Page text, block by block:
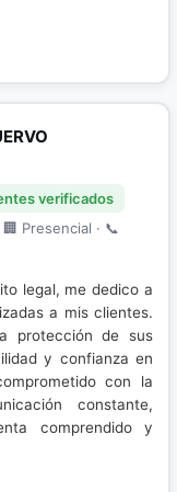
verificados
Presencial · 📞
legal, me dedico a
a mis clientes.
protección de sus
y confianza en
con la
constante,
comprendido y